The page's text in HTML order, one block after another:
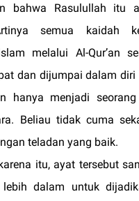
bahwa Rasulullah itu
semua kaidah
melalui Al-Qur’an
dan dijumpai dalam diri
hanya menjadi
Beliau tidak cuma
teladan yang baik.
itu, ayat tersebut
dalam untuk